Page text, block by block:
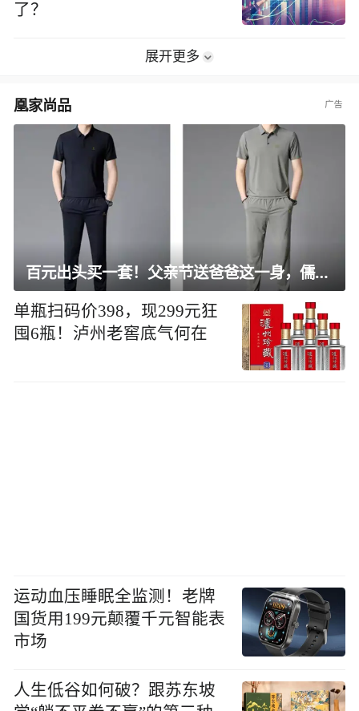
了？
展开更多
凰家尚品
百元出头买一套！父亲节送爸爸这一身，儒雅有型还凉爽
单瓶扫码价398，现299元狂
囤6瓶！泸州老窖底气何在
运动血压睡眠全监测！老牌
国货用199元颠覆千元智能表
市场
人生低谷如何破？跟苏东坡